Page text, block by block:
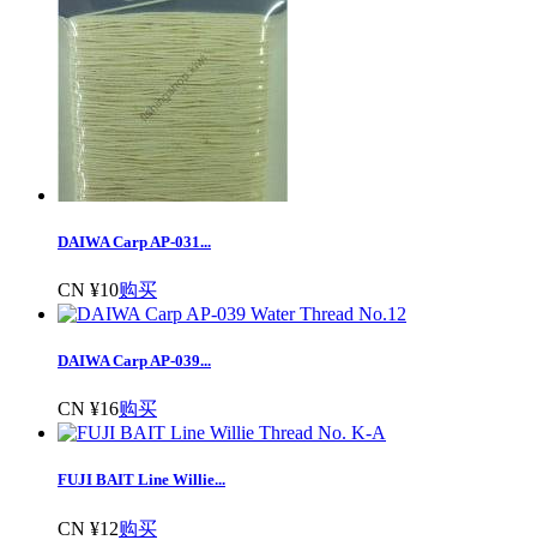
DAIWA Carp AP-031...
CN ¥10购买
DAIWA Carp AP-039...
CN ¥16购买
FUJI BAIT Line Willie...
CN ¥12购买